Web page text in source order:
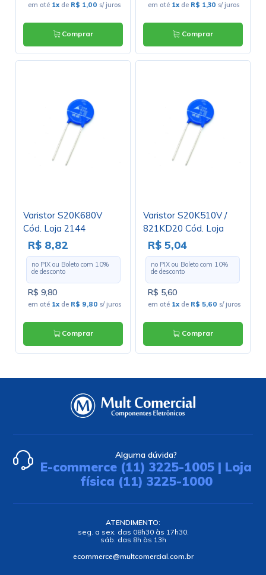
em até 1x de R$ 1,00 s/ juros
Comprar
em até 1x de R$ 1,30 s/ juros
Comprar
Varistor S20K680V
Cód. Loja 2144
R$ 8,82
no PIX ou Boleto com 10%
de desconto
R$ 9,80
em até 1x de R$ 9,80 s/ juros
Comprar
Varistor S20K510V /
821KD20 Cód. Loja
3884
R$ 5,04
no PIX ou Boleto com 10%
de desconto
R$ 5,60
em até 1x de R$ 5,60 s/ juros
Comprar
Alguma dúvida?
E-commerce (11) 3225-1005 | Loja
física (11) 3225-1000
ATENDIMENTO:
seg. a sex. das 08h30 às 17h30.
sáb. das 8h às 13h
ecommerce@multcomercial.com.br